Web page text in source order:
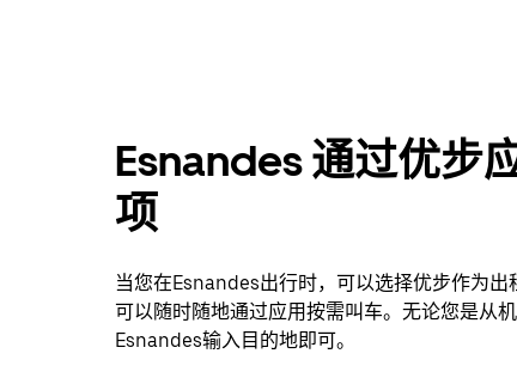
Esnandes 通过优步
项
当您在Esnandes出行时，可以选择优步作为
可以随时随地通过应用按需叫车。无论您是从
Esnandes输入目的地即可。